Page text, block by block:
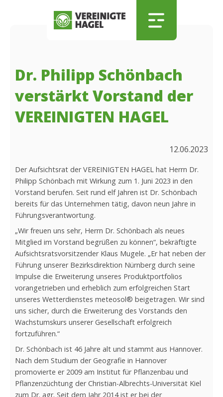
Dr. Philipp Schönbach
verstärkt Vorstand der
VEREINIGTEN HAGEL
12.06.2023
Der Aufsichtsrat der VEREINIGTEN HAGEL hat Herrn Dr.
Philipp Schönbach mit Wirkung zum 1. Juni 2023 in den
Vorstand berufen. Seit rund elf Jahren ist Dr. Schönbach
bereits für das Unternehmen tätig, davon neun Jahre in
Führungsverantwortung.
„Wir freuen uns sehr, Herrn Dr. Schönbach als neues
Mitglied im Vorstand begrüßen zu können“, bekräftigte
Aufsichtsratsvorsitzender Klaus Mugele. „Er hat neben der
Führung unserer Bezirksdirektion Nürnberg durch seine
Impulse die Erweiterung unseres Produktportfolios
vorangetrieben und erheblich zum erfolgreichen Start
unseres Wetterdienstes meteosol® beigetragen. Wir sind
uns sicher, durch die Erweiterung des Vorstands den
Wachstumskurs unserer Gesellschaft erfolgreich
fortzuführen.“
Dr. Schönbach ist 46 Jahre alt und stammt aus Hannover.
Nach dem Studium der Geografie in Hannover
promovierte er 2009 am Institut für Pflanzenbau und
Pflanzenzüchtung der Christian-Albrechts-Universität Kiel
zum Dr. agr. Seit dem Jahr 2014 ist er bei der